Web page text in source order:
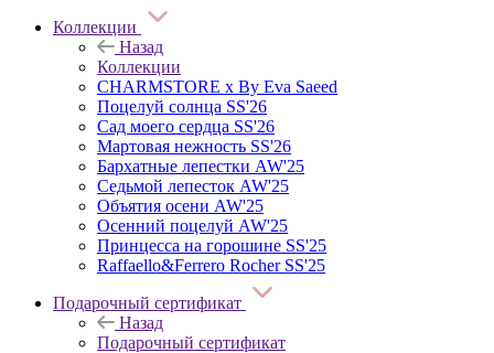
Коллекции
Назад
Коллекции
CHARMSTORE х By Eva Saeed
Поцелуй солнца SS'26
Сад моего сердца SS'26
Мартовая нежность SS'26
Бархатные лепестки AW'25
Седьмой лепесток AW'25
Объятия осени AW'25
Осенний поцелуй AW'25
Принцесса на горошине SS'25
Raffaello&Ferrero Rocher SS'25
Подарочный сертификат
Назад
Подарочный сертификат